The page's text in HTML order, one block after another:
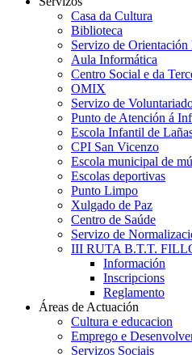
Casa da Cultura
Biblioteca
Servizo de Orientación
Aula Informática
Centro Social e da
OMIX
Servizo de
Punto de Atención á
Escola Infantil de
CPI San Vicenzo
Escola municipal de
Escolas deportivas
Punto Limpo
Xulgado de Paz
Centro de Saúde
Servizo de
III RUTA B.T.T.
Información
Inscripcions
Reglamento
Áreas de Actuación
Cultura e educacion
Emprego e
Servizos Sociais